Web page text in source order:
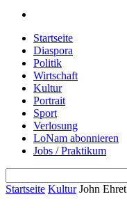
Startseite
Diaspora
Politik
Wirtschaft
Kultur
Portrait
Sport
Verlosung
LoNam abonnieren
Jobs / Praktikum
Startseite Kultur John Ehret